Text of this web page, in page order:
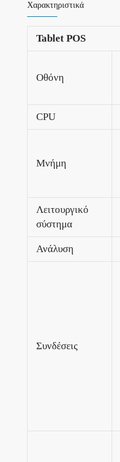
Χαρακτηριστικά
Tablet POS
Οθόνη
CPU
Μνήμη
Λειτουργικό
σύστημα
Ανάλυση
Συνδέσεις